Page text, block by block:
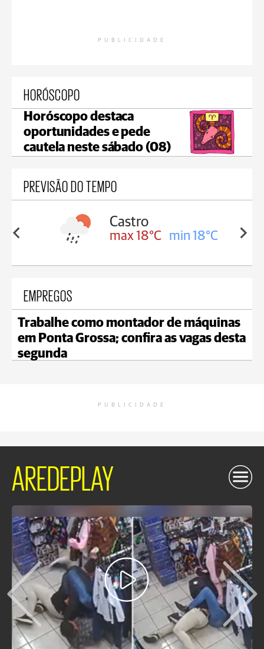
PUBLICIDADE
HORÓSCOPO
Horóscopo destaca
oportunidades e pede
cautela neste sábado (08)
PREVISÃO DO TEMPO
17°C
Castro
max 18°C min 18°C
EMPREGOS
Trabalhe como montador de máquinas
em Ponta Grossa; confira as vagas desta
segunda
PUBLICIDADE
AREDEPLAY